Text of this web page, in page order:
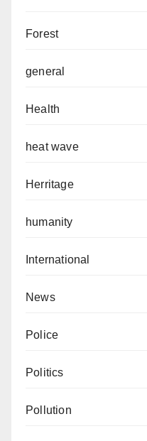
Forest
general
Health
heat wave
Herritage
humanity
International
News
Police
Politics
Pollution